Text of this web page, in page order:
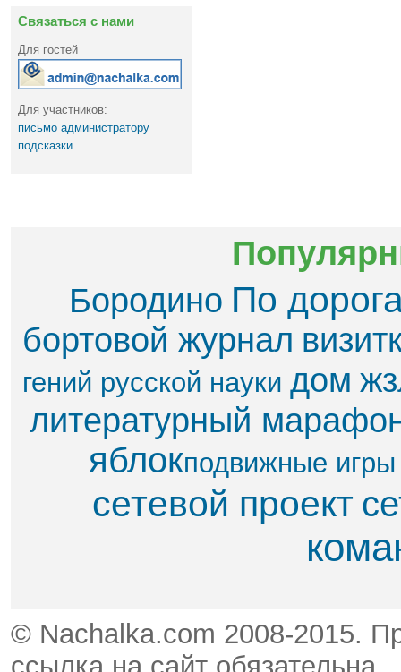
Связаться с нами
Для гостей
Для участников:
письмо администратору
подсказки
Бородино По
бортовой журнал
гений русской науки дом
литературный
яблок​подвижные игры
сетевой проект
© Nachalka.com 2008-2015.